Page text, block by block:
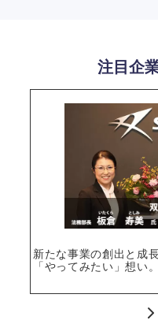
注目企
新たな事業の創出と成
「やってみたい」想い。